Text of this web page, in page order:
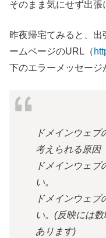
そのまま気にせず出張
昨夜帰宅てみると、
ームページのURL（
下のエラーメッセージ
ドメインウェブ
考えられる原因
ドメインウェブ
い。
ドメインウェ
い。(反映には
あります)